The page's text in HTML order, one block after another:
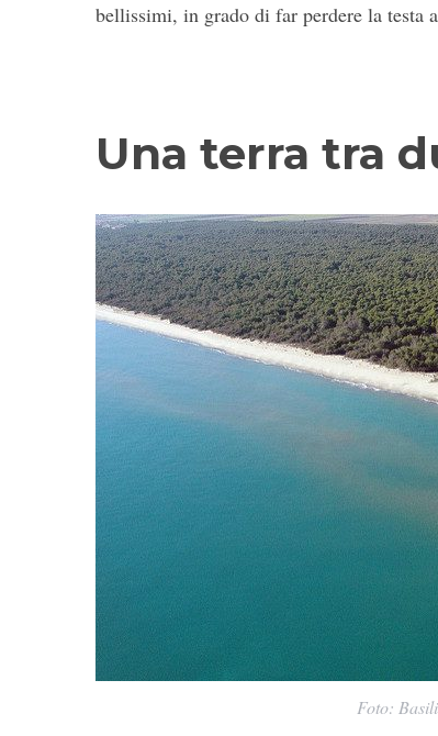
bellissimi, in grado di far perdere la testa
Una terra tra
Foto: